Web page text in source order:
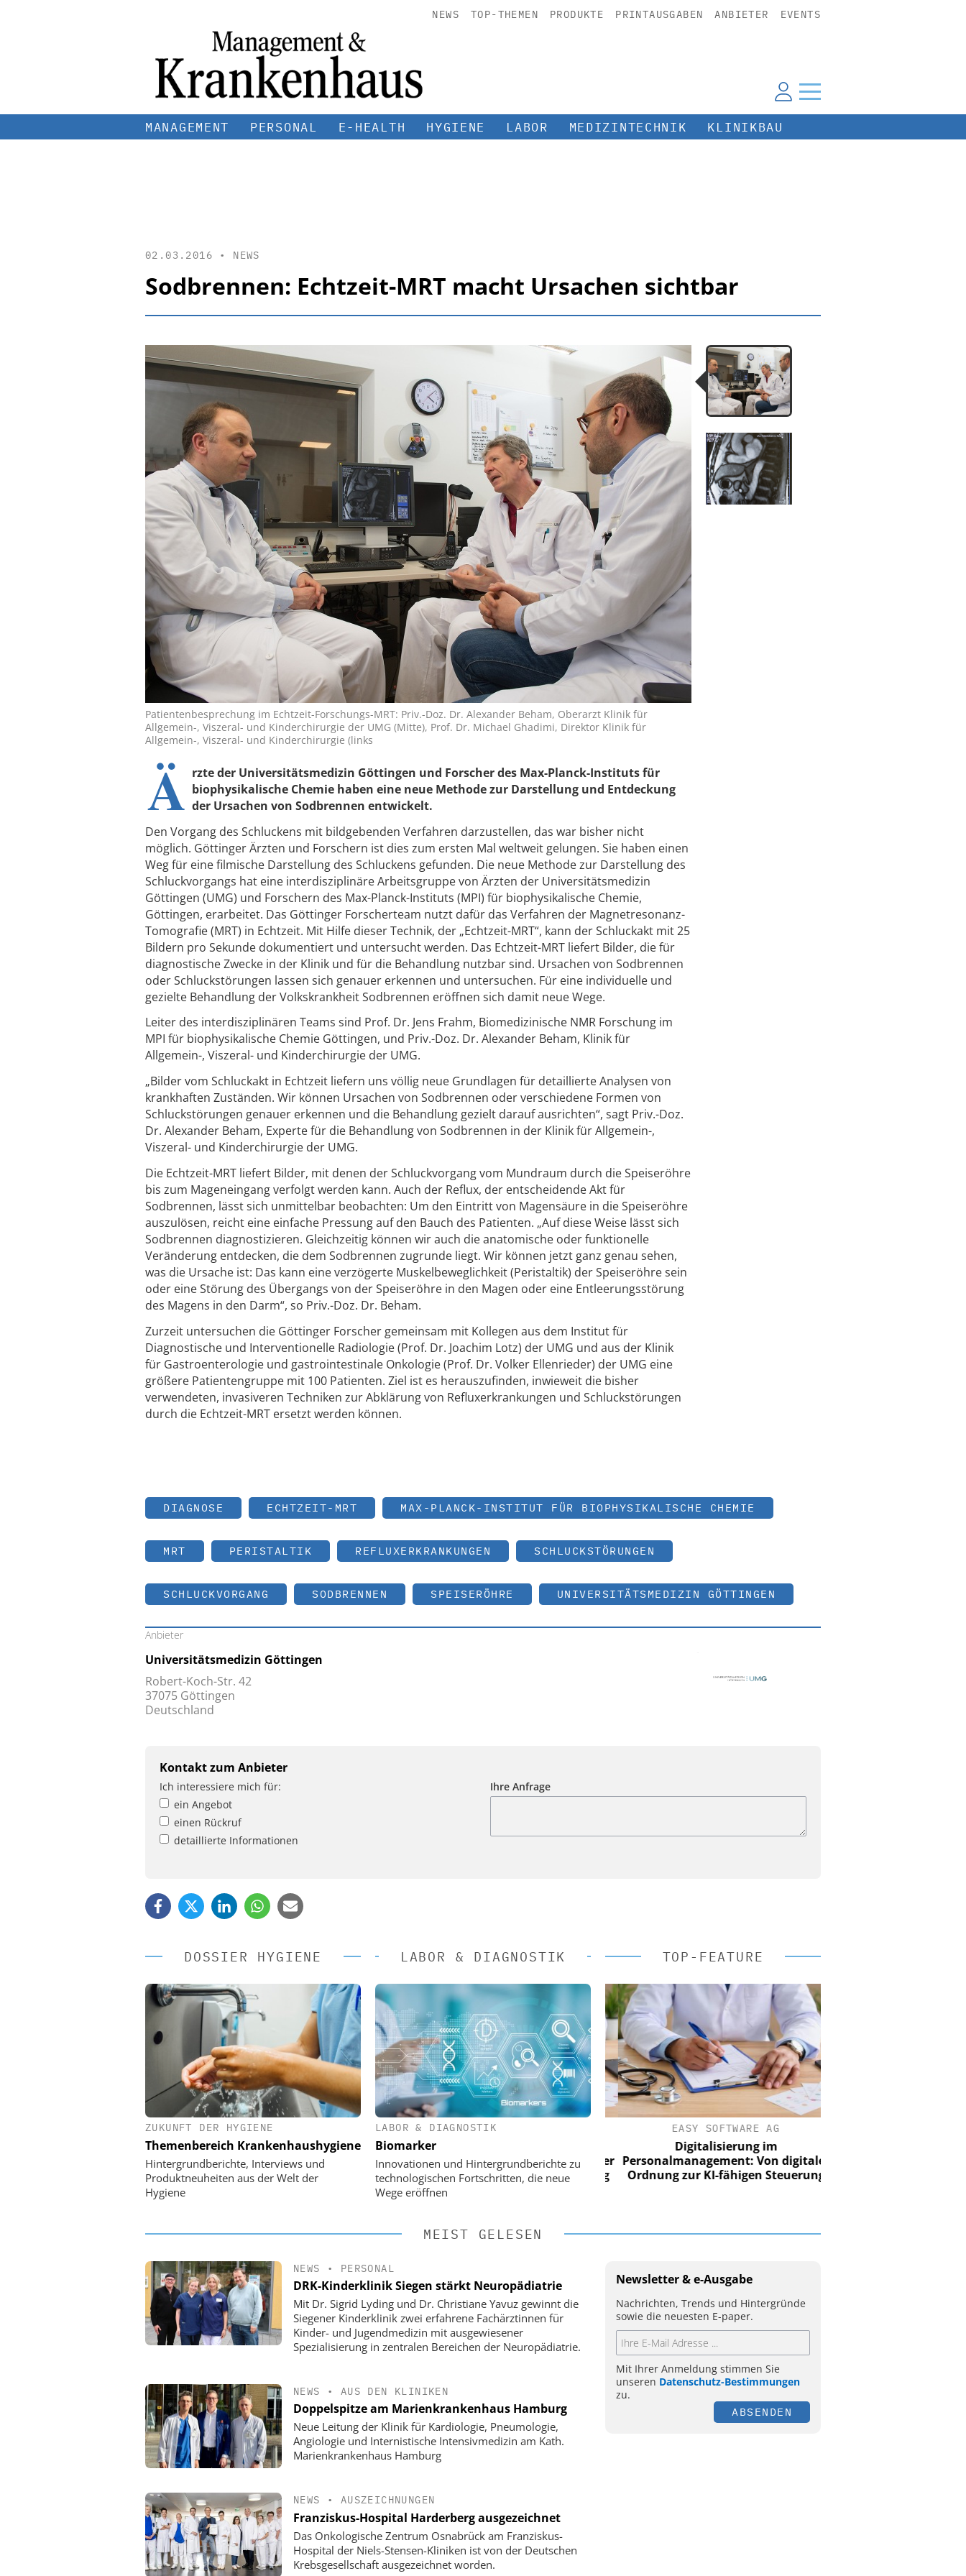
NEWS TOP-THEMEN PRODUKTE PRINTAUSGABEN ANBIETER EVENTS
MANAGEMENT PERSONAL E-HEALTH HYGIENE LABOR MEDIZINTECHNIK KLINIKBAU
02.03.2016 • NEWS
Sodbrennen: Echtzeit-MRT macht Ursachen sichtbar
Patientenbesprechung im Echtzeit-Forschungs-MRT: Priv.-Doz. Dr. Alexander Beham, Oberarzt Klinik für
Allgemein-, Viszeral- und Kinderchirurgie der UMG (Mitte), Prof. Dr. Michael Ghadimi, Direktor Klinik für
Allgemein-, Viszeral- und Kinderchirurgie (links
Ä rzte der Universitätsmedizin Göttingen und Forscher des Max-Planck-Instituts für
biophysikalische Chemie haben eine neue Methode zur Darstellung und Entdeckung
der Ursachen von Sodbrennen entwickelt.
Den Vorgang des Schluckens mit bildgebenden Verfahren darzustellen, das war bisher nicht
möglich. Göttinger Ärzten und Forschern ist dies zum ersten Mal weltweit gelungen. Sie haben einen
Weg für eine filmische Darstellung des Schluckens gefunden. Die neue Methode zur Darstellung des
Schluckvorgangs hat eine interdisziplinäre Arbeitsgruppe von Ärzten der Universitätsmedizin
Göttingen (UMG) und Forschern des Max-Planck-Instituts (MPI) für biophysikalische Chemie,
Göttingen, erarbeitet. Das Göttinger Forscherteam nutzt dafür das Verfahren der Magnetresonanz-
Tomografie (MRT) in Echtzeit. Mit Hilfe dieser Technik, der „Echtzeit-MRT“, kann der Schluckakt mit 25
Bildern pro Sekunde dokumentiert und untersucht werden. Das Echtzeit-MRT liefert Bilder, die für
diagnostische Zwecke in der Klinik und für die Behandlung nutzbar sind. Ursachen von Sodbrennen
oder Schluckstörungen lassen sich genauer erkennen und untersuchen. Für eine individuelle und
gezielte Behandlung der Volkskrankheit Sodbrennen eröffnen sich damit neue Wege.
Leiter des interdisziplinären Teams sind Prof. Dr. Jens Frahm, Biomedizinische NMR Forschung im
MPI für biophysikalische Chemie Göttingen, und Priv.-Doz. Dr. Alexander Beham, Klinik für
Allgemein-, Viszeral- und Kinderchirurgie der UMG.
„Bilder vom Schluckakt in Echtzeit liefern uns völlig neue Grundlagen für detaillierte Analysen von
krankhaften Zuständen. Wir können Ursachen von Sodbrennen oder verschiedene Formen von
Schluckstörungen genauer erkennen und die Behandlung gezielt darauf ausrichten“, sagt Priv.-Doz.
Dr. Alexander Beham, Experte für die Behandlung von Sodbrennen in der Klinik für Allgemein-,
Viszeral- und Kinderchirurgie der UMG.
Die Echtzeit-MRT liefert Bilder, mit denen der Schluckvorgang vom Mundraum durch die Speiseröhre
bis zum Mageneingang verfolgt werden kann. Auch der Reflux, der entscheidende Akt für
Sodbrennen, lässt sich unmittelbar beobachten: Um den Eintritt von Magensäure in die Speiseröhre
auszulösen, reicht eine einfache Pressung auf den Bauch des Patienten. „Auf diese Weise lässt sich
Sodbrennen diagnostizieren. Gleichzeitig können wir auch die anatomische oder funktionelle
Veränderung entdecken, die dem Sodbrennen zugrunde liegt. Wir können jetzt ganz genau sehen,
was die Ursache ist: Das kann eine verzögerte Muskelbeweglichkeit (Peristaltik) der Speiseröhre sein
oder eine Störung des Übergangs von der Speiseröhre in den Magen oder eine Entleerungsstörung
des Magens in den Darm“, so Priv.-Doz. Dr. Beham.
Zurzeit untersuchen die Göttinger Forscher gemeinsam mit Kollegen aus dem Institut für
Diagnostische und Interventionelle Radiologie (Prof. Dr. Joachim Lotz) der UMG und aus der Klinik
für Gastroenterologie und gastrointestinale Onkologie (Prof. Dr. Volker Ellenrieder) der UMG eine
größere Patientengruppe mit 100 Patienten. Ziel ist es herauszufinden, inwieweit die bisher
verwendeten, invasiveren Techniken zur Abklärung von Refluxerkrankungen und Schluckstörungen
durch die Echtzeit-MRT ersetzt werden können.
DIAGNOSE ECHTZEIT-MRT MAX-PLANCK-INSTITUT FÜR BIOPHYSIKALISCHE CHEMIE
MRT PERISTALTIK REFLUXERKRANKUNGEN SCHLUCKSTÖRUNGEN
SCHLUCKVORGANG SODBRENNEN SPEISERÖHRE UNIVERSITÄTSMEDIZIN GÖTTINGEN
Anbieter
Universitätsmedizin Göttingen
Robert-Koch-Str. 42
37075 Göttingen
Deutschland
Kontakt zum Anbieter
Ich interessiere mich für:
ein Angebot
einen Rückruf
detaillierte Informationen
Ihre Anfrage
DOSSIER HYGIENE
ZUKUNFT DER HYGIENE
Themenbereich Krankenhaushygiene
Hintergrundberichte, Interviews und
Produktneuheiten aus der Welt der
Hygiene
LABOR & DIAGNOSTIK
LABOR & DIAGNOSTIK
Biomarker
Innovationen und Hintergrundberichte zu
technologischen Fortschritten, die neue
Wege eröffnen
TOP-FEATURE
EASY SOFTWARE AG
Digitalisierung im
Personalmanagement: Von digitaler
Ordnung zur KI-fähigen Steuerung
EASY SOFTWARE AG
Personalmanagement: Von digitaler
Ordnung zur KI-fähigen Steuerung
EASY SOFTWARE AG
Digitalisierung im
Personalmanagement: Von digitaler
Ordnung zur KI-fähigen Steuerung
MEIST GELESEN
NEWS • PERSONAL
DRK-Kinderklinik Siegen stärkt Neuropädiatrie
Mit Dr. Sigrid Lyding und Dr. Christiane Yavuz gewinnt die
Siegener Kinderklinik zwei erfahrene Fachärztinnen für
Kinder- und Jugendmedizin mit ausgewiesener
Spezialisierung in zentralen Bereichen der Neuropädiatrie.
NEWS • AUS DEN KLINIKEN
Doppelspitze am Marienkrankenhaus Hamburg
Neue Leitung der Klinik für Kardiologie, Pneumologie,
Angiologie und Internistische Intensivmedizin am Kath.
Marienkrankenhaus Hamburg
NEWS • AUSZEICHNUNGEN
Franziskus-Hospital Harderberg ausgezeichnet
Das Onkologische Zentrum Osnabrück am Franziskus-
Hospital der Niels-Stensen-Kliniken ist von der Deutschen
Krebsgesellschaft ausgezeichnet worden.
Newsletter & e-Ausgabe
Nachrichten, Trends und Hintergründe
sowie die neuesten E-paper.
Mit Ihrer Anmeldung stimmen Sie
unseren Datenschutz-Bestimmungen
zu.
ABSENDEN